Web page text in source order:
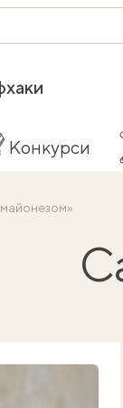
Конкурси
майонезом»